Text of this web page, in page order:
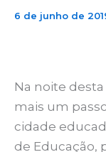
6 de junho de
Na noite
mais um
cidade
de Educação,